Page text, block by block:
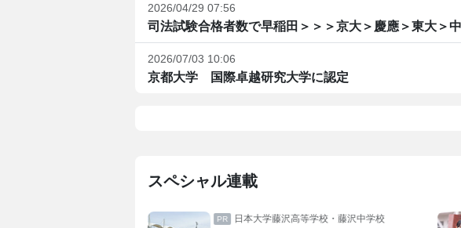
2026/04/29 07:56
司法試験合格者数で早稲田＞＞＞京大＞慶應＞東大＞
2026/07/03 10:06
京都大学 国際卓越研究大学に認定
スペシャル連載
共立女子第二中学校高等学校